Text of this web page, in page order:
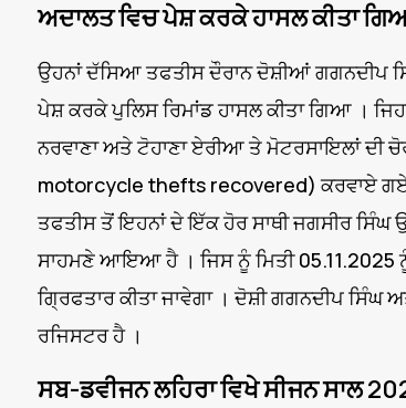
ਅਦਾਲਤ ਵਿਚ ਪੇਸ਼ ਕਰਕੇ ਹਾਸਲ ਕੀਤਾ
ਉਹਨਾਂ ਦੱਸਿਆ ਤਫਤੀਸ ਦੌਰਾਨ ਦੋਸ਼ੀਆਂ ਗਗਨਦੀਪ
ਪੇਸ਼ ਕਰਕੇ ਪੁਲਿਸ ਰਿਮਾਂਡ ਹਾਸਲ ਕੀਤਾ ਗਿਆ ।
ਨਰਵਾਣਾ ਅਤੇ ਟੋਹਾਣਾ ਏਰੀਆ ਤੇ ਮੋਟਰਸਾਇਲਾਂ ਦੀ
motorcycle thefts recovered) ਕਰਵਾਏ ਗਏ
ਤਫਤੀਸ ਤੋਂ ਇਹਨਾਂ ਦੇ ਇੱਕ ਹੋਰ ਸਾਥੀ ਜਗਸੀਰ ਸਿੰਘ
ਸਾਹਮਣੇ ਆਇਆ ਹੈ । ਜਿਸ ਨੂੰ ਮਿਤੀ 05.11.2025
ਗ੍ਰਿਫਤਾਰ ਕੀਤਾ ਜਾਵੇਗਾ । ਦੋਸ਼ੀ ਗਗਨਦੀਪ
ਰਜਿਸਟਰ ਹੈ ।
ਸਬ-ਡਵੀਜਨ ਲਹਿਰਾ ਵਿਖੇ ਸੀਜਨ ਸਾਲ